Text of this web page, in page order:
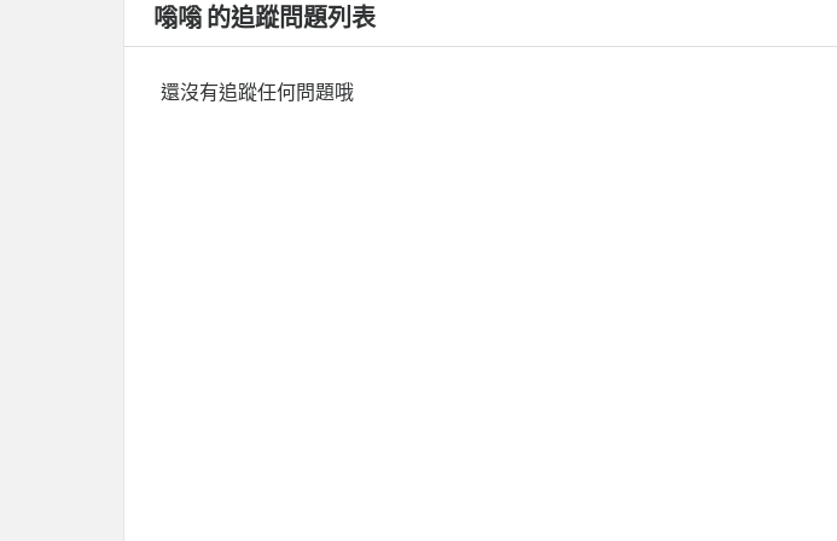
嗡嗡 的追蹤問題列表
還沒有追蹤任何問題哦